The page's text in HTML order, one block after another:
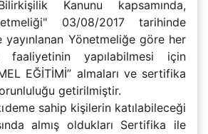
Kanunu kapsamında,
03/08/2017 tarihinde
yayınlanan Yönetmeliğe göre her
yapılabilmesi için
EĞİTİMİ” almaları ve sertifika
getirilmiştir.
sahip kişilerin katılabileceği
almış oldukları Sertifika ile